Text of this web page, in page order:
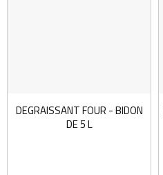
DEGRAISSANT FOUR - BIDON
DE 5 L